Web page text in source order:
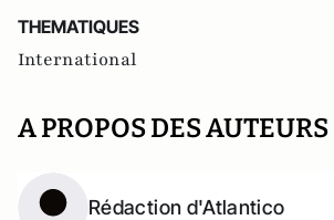
THEMATIQUES
International
A PROPOS DES AUTEURS
Rédaction d'Atlantico